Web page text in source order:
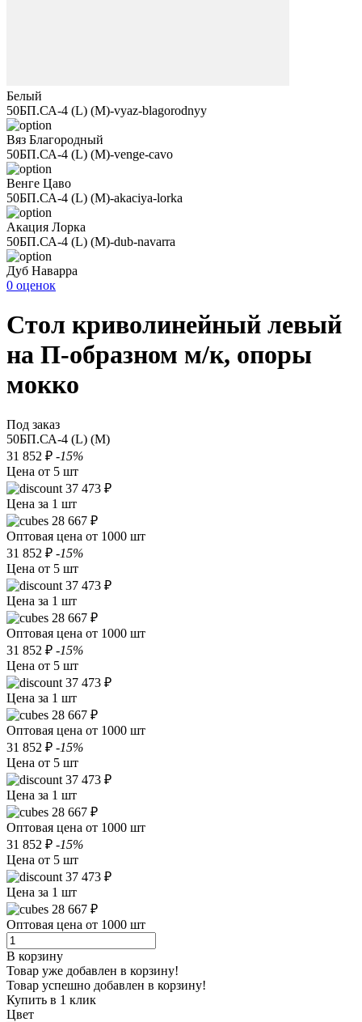
Белый
50БП.СА-4 (L) (M)-vyaz-blagorodnyy
Вяз Благородный
50БП.СА-4 (L) (M)-venge-cavo
Венге Цаво
50БП.СА-4 (L) (M)-akaciya-lorka
Акация Лорка
50БП.СА-4 (L) (M)-dub-navarra
Дуб Наварра
0 оценок
Стол криволинейный левый
на П-образном м/к, опоры
мокко
Под заказ
50БП.СА-4 (L) (M)
31 852 ₽ -15%
Цена от 5 шт
37 473 ₽
Цена за 1 шт
28 667 ₽
Оптовая цена от 1000 шт
31 852 ₽ -15%
Цена от 5 шт
37 473 ₽
Цена за 1 шт
28 667 ₽
Оптовая цена от 1000 шт
31 852 ₽ -15%
Цена от 5 шт
37 473 ₽
Цена за 1 шт
28 667 ₽
Оптовая цена от 1000 шт
31 852 ₽ -15%
Цена от 5 шт
37 473 ₽
Цена за 1 шт
28 667 ₽
Оптовая цена от 1000 шт
31 852 ₽ -15%
Цена от 5 шт
37 473 ₽
Цена за 1 шт
28 667 ₽
Оптовая цена от 1000 шт
В корзину
Товар уже добавлен в корзину!
Товар успешно добавлен в корзину!
Купить в 1 клик
Цвет